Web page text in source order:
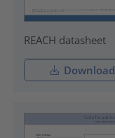
REACH datasheet
Download